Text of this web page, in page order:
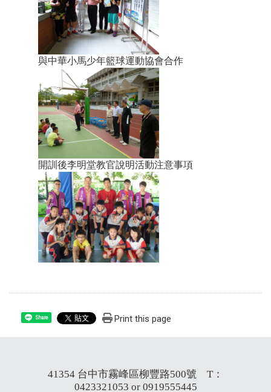
與中華小馬少年籃球運動協會合作
開訓後李明堂教官說明活動注意事項
Share Print this page
41354 台中市霧峰區柳豐路500號 T：
0423321053 or 0919555445